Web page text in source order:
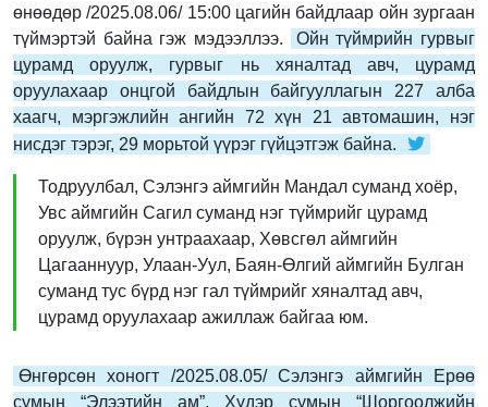
өнөөдөр /2025.08.06/ 15:00 цагийн байдлаар ойн зургаан
түймэртэй байна гэж мэдээллээ.
Ойн түймрийн гурвыг
цурамд оруулж, гурвыг нь хяналтад авч, цурамд
оруулахаар онцгой байдлын байгууллагын 227 алба
хаагч, мэргэжлийн ангийн 72 хүн 21 автомашин, нэг
нисдэг тэрэг, 29 морьтой үүрэг гүйцэтгэж байна.
Тодруулбал, Сэлэнгэ аймгийн Мандал суманд хоёр,
Увс аймгийн Сагил суманд нэг түймрийг цурамд
оруулж, бүрэн унтраахаар, Хөвсгөл аймгийн
Цагааннуур, Улаан-Уул, Баян-Өлгий аймгийн Булган
суманд тус бүрд нэг гал түймрийг хяналтад авч,
цурамд оруулахаар ажиллаж байгаа юм.
Өнгөрсөн хоногт /2025.08.05/ Сэлэнгэ аймгийн Ерөө
сумын “Элээтийн ам”, Хүдэр сумын “Шоргоолжийн